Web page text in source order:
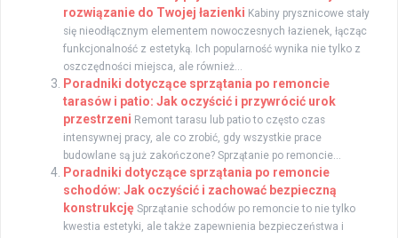
rozwiązanie do Twojej łazienki Kabiny prysznicowe stały
się nieodłącznym elementem nowoczesnych łazienek, łącząc
funkcjonalność z estetyką. Ich popularność wynika nie tylko z
oszczędności miejsca, ale również...
Poradniki dotyczące sprzątania po remoncie
tarasów i patio: Jak oczyścić i przywrócić urok
przestrzeni Remont tarasu lub patio to często czas
intensywnej pracy, ale co zrobić, gdy wszystkie prace
budowlane są już zakończone? Sprzątanie po remoncie...
Poradniki dotyczące sprzątania po remoncie
schodów: Jak oczyścić i zachować bezpieczną
konstrukcję Sprzątanie schodów po remoncie to nie tylko
kwestia estetyki, ale także zapewnienia bezpieczeństwa i